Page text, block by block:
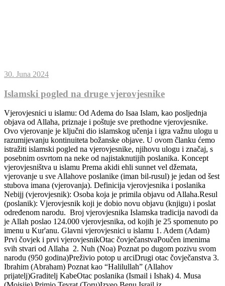
30. Juna 2024
Islamski pogled na druge vjerovjesnike
Vjerovjesnici u islamu: Od Adema do Isaa Islam, kao posljednja
objava od Allaha, priznaje i poštuje sve prethodne vjerovjesnike.
Ovo vjerovanje je ključni dio islamskog učenja i igra važnu ulogu u
razumijevanju kontinuiteta božanske objave. U ovom članku ćemo
istražiti islamski pogled na vjerovjesnike, njihovu ulogu i značaj, s
posebnim osvrtom na neke od najistaknutijih poslanika. Koncept
vjerovjesništva u islamu Prema akidi ehli sunnet vel džemata,
vjerovanje u sve Allahove poslanike (iman bil-rusul) je jedan od šest
stubova imana (vjerovanja). Definicija vjerovjesnika i poslanika
Nebijj (vjerovjesnik): Osoba koja je primila objavu od Allaha.Resul
(poslanik): Vjerovjesnik koji je dobio novu objavu (knjigu) i poslat
određenom narodu. Broj vjerovjesnika Islamska tradicija navodi da
je Allah poslao 124.000 vjerovjesnika, od kojih je 25 spomenuto po
imenu u Kur'anu. Glavni vjerovjesnici u islamu 1. Adem (Adam)
Prvi čovjek i prvi vjerovjesnikOtac čovječanstvaPoučen imenima
svih stvari od Allaha 2. Nuh (Noa) Poznat po dugom pozivu svom
narodu (950 godina)Preživio potop u arciDrugi otac čovječanstva 3.
Ibrahim (Abraham) Poznat kao “Halilullah” (Allahov
prijatelj)Graditelj KabeOtac poslanika (Ismail i Ishak) 4. Musa